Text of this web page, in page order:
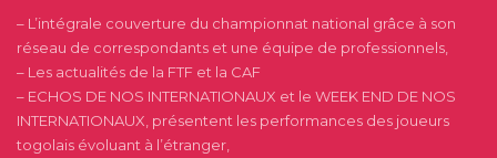
– L’intégrale couverture du championnat national grâce à son
réseau de correspondants et une équipe de professionnels,
– Les actualités de la FTF et la CAF
– ECHOS DE NOS INTERNATIONAUX et le WEEK END DE NOS
INTERNATIONAUX, présentent les performances des joueurs
togolais évoluant à l’étranger,